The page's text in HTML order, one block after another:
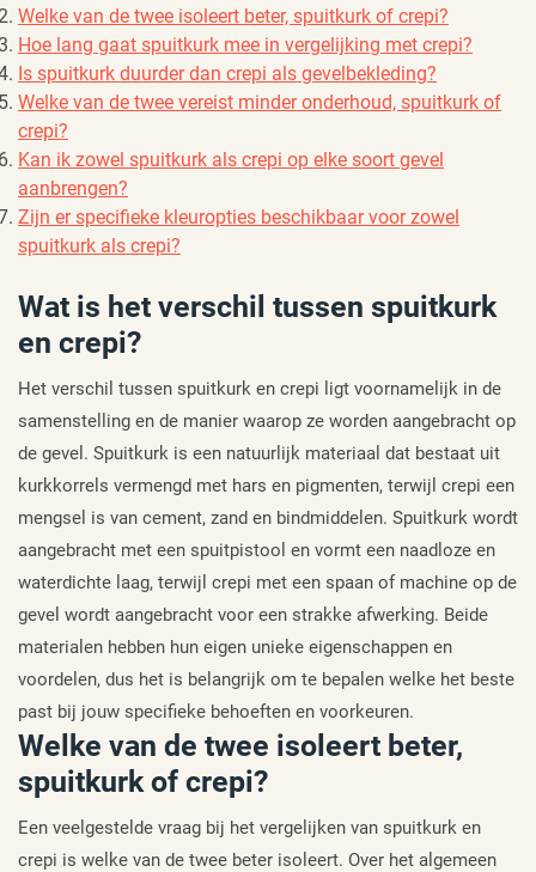
Welke van de twee isoleert beter, spuitkurk of crepi?
Hoe lang gaat spuitkurk mee in vergelijking met crepi?
Is spuitkurk duurder dan crepi als gevelbekleding?
Welke van de twee vereist minder onderhoud, spuitkurk of
crepi?
Kan ik zowel spuitkurk als crepi op elke soort gevel
aanbrengen?
Zijn er specifieke kleuropties beschikbaar voor zowel
spuitkurk als crepi?
Wat is het verschil tussen spuitkurk
en crepi?
Het verschil tussen spuitkurk en crepi ligt voornamelijk in de
samenstelling en de manier waarop ze worden aangebracht op
de gevel. Spuitkurk is een natuurlijk materiaal dat bestaat uit
kurkkorrels vermengd met hars en pigmenten, terwijl crepi een
mengsel is van cement, zand en bindmiddelen. Spuitkurk wordt
aangebracht met een spuitpistool en vormt een naadloze en
waterdichte laag, terwijl crepi met een spaan of machine op de
gevel wordt aangebracht voor een strakke afwerking. Beide
materialen hebben hun eigen unieke eigenschappen en
voordelen, dus het is belangrijk om te bepalen welke het beste
past bij jouw specifieke behoeften en voorkeuren.
Welke van de twee isoleert beter,
spuitkurk of crepi?
Een veelgestelde vraag bij het vergelijken van spuitkurk en
crepi is welke van de twee beter isoleert. Over het algemeen